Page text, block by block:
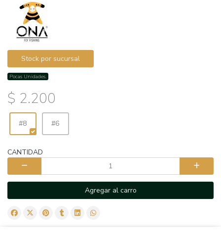
Stock por sucursal
Pocas Unidades.
$ 2.200
#8 #6
CANTIDAD
Agregar al carro